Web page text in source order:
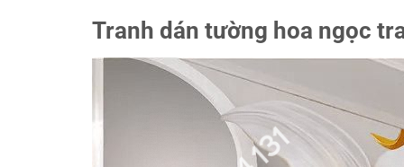
Tranh dán tường hoa ngọc